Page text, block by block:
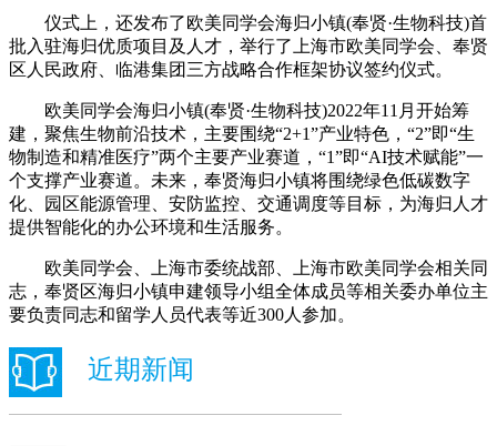
仪式上，还发布了欧美同学会海归小镇(奉贤·生物科技)首
批入驻海归优质项目及人才，举行了上海市欧美同学会、奉贤
区人民政府、临港集团三方战略合作框架协议签约仪式。
欧美同学会海归小镇(奉贤·生物科技)2022年11月开始筹
建，聚焦生物前沿技术，主要围绕“2+1”产业特色，“2”即“生
物制造和精准医疗”两个主要产业赛道，“1”即“AI技术赋能”一
个支撑产业赛道。未来，奉贤海归小镇将围绕绿色低碳数字
化、园区能源管理、安防监控、交通调度等目标，为海归人才
提供智能化的办公环境和生活服务。
欧美同学会、上海市委统战部、上海市欧美同学会相关同
志，奉贤区海归小镇申建领导小组全体成员等相关委办单位主
要负责同志和留学人员代表等近300人参加。